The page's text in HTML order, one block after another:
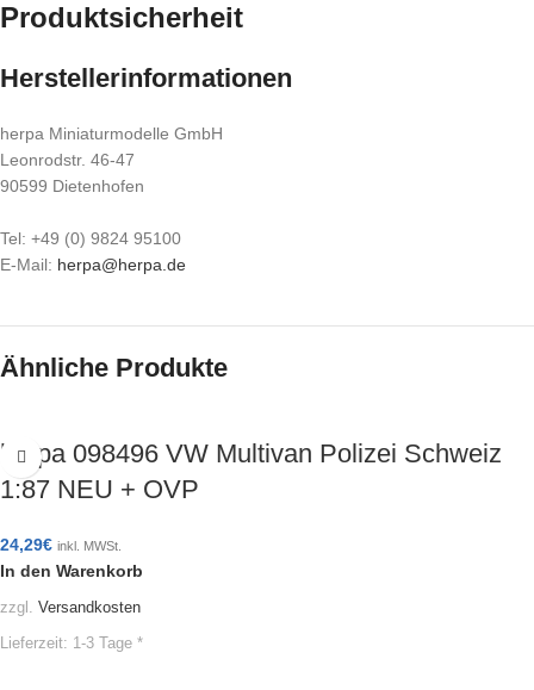
Produktsicherheit
Herstellerinformationen
herpa Miniaturmodelle GmbH
Leonrodstr. 46-47
90599 Dietenhofen
Tel: +49 (0) 9824 95100
E-Mail: herpa@herpa.de
Ähnliche Produkte
herpa 098496 VW Multivan Polizei Schweiz
1:87 NEU + OVP
24,29€ inkl. MWSt.
In den Warenkorb
zzgl. Versandkosten
Lieferzeit: 1-3 Tage *